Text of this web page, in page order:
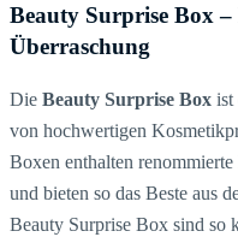
Beauty Surprise Box
Überraschung
Die Beauty Surprise Box ist
von hochwertigen
Boxen enthalten
und bieten so das Beste aus
Beauty Surprise Box sind so